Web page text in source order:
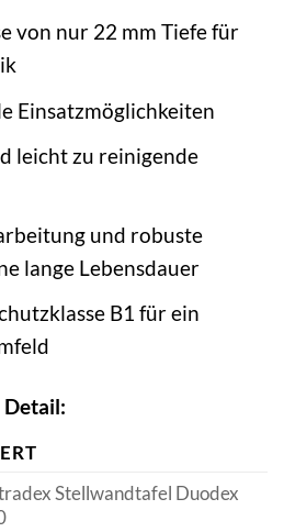
von nur 22 mm Tiefe für
Einsatzmöglichkeiten
leicht zu reinigende
und robuste
lange Lebensdauer
B1 für ein
Detail:
Stellwandtafel Duodex